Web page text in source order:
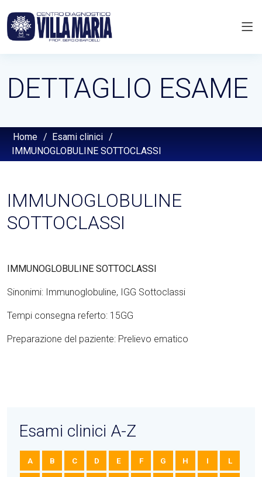
DETTAGLIO ESAME
Home / Esami clinici /
IMMUNOGLOBULINE SOTTOCLASSI
IMMUNOGLOBULINE
SOTTOCLASSI
IMMUNOGLOBULINE SOTTOCLASSI
Sinonimi: Immunoglobuline, IGG Sottoclassi
Tempi consegna referto: 15GG
Preparazione del paziente: Prelievo ematico
Esami clinici A-Z
A B C D E F G H I L